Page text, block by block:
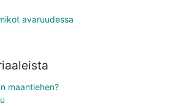
avaruudessa
maantiehen?